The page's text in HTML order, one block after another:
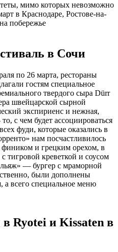
мимо которых невозможно
в Краснодаре, Ростове-на-
побережье
в Сочи
по 26 марта, рестораны
гостям специальное
твердого сыра Dürr
швейцарской сырной
экспириенс и нежная,
с чем будет ассоциироваться
фуди, которые оказались в
нам посчастливилось
фиником и грецким орехом, в
креветкой и соусом
— бургер с мраморной
были дополнены
а всего специальное меню
Ryotei и Kissaten в